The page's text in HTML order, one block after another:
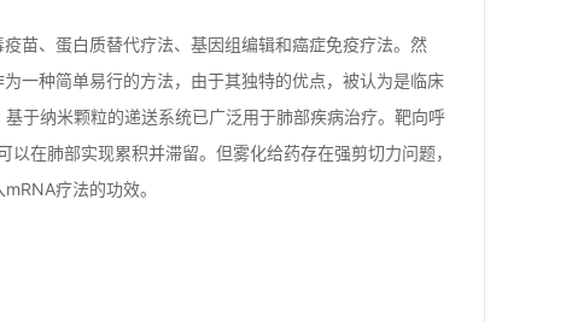
苗、蛋白质替代疗法、基因组编辑和癌症免疫疗法。然
一种简单易行的方法，由于其独特的优点，被认为是临床
于纳米颗粒的递送系统已广泛用于肺部疾病治疗。靶向呼
在肺部实现累积并滞留。但雾化给药存在强剪切力问题，
疗法的功效。